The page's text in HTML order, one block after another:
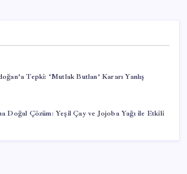
Tepki: ‘Mutlak Butlan’ Kararı Yanlış
Doğal Çözüm: Yeşil Çay ve Jojoba Yağı ile Etkili